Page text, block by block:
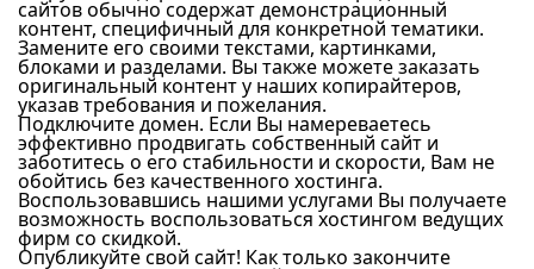
сайтов обычно содержат демонстрационный
контент, специфичный для конкретной тематики.
Замените его своими текстами, картинками,
блоками и разделами. Вы также можете заказать
оригинальный контент у наших копирайтеров,
указав требования и пожелания.
Подключите домен. Если Вы намереваетесь
эффективно продвигать собственный сайт и
заботитесь о его стабильности и скорости, Вам не
обойтись без качественного хостинга.
Воспользовавшись нашими услугами Вы получаете
возможность воспользоваться хостингом ведущих
фирм со скидкой.
Опубликуйте свой сайт! Как только закончите